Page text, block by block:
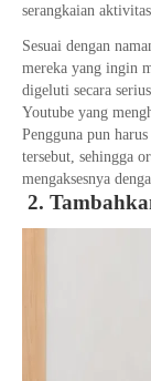
serangkaian
Sesuai dengan
mereka yang ingin
digeluti secara
Youtube yang
Pengguna pun
tersebut, sehingga
mengaksesnya
2.